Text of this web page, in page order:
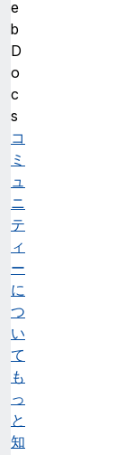
e
b
D
o
c
s
コ
ミ
ュ
ニ
テ
ィ
ー
に
つ
い
て
も
っ
と
知